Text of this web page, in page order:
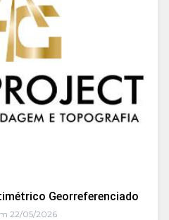
Georreferenciado
22/05/2026